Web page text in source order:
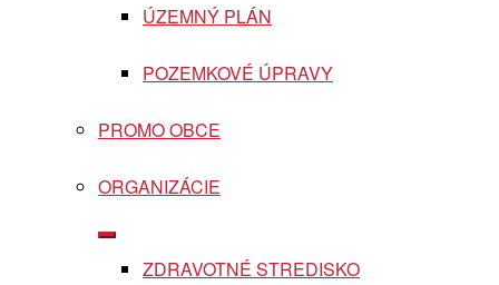
menu
ÚZEMNÝ PLÁN
POZEMKOVÉ ÚPRAVY
PROMO OBCE
ORGANIZÁCIE
Show
menu ZDRAVOTNÉ STREDISKO